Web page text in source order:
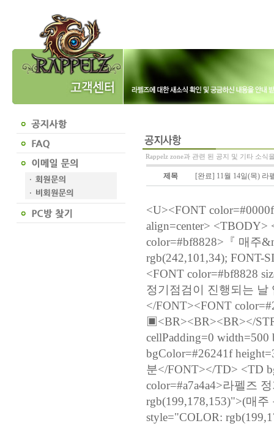
Rappelz zone과 관련 된 공지 및 기타 소식
제목 [완료] 11월 14일(목) 라
<U><FONT
align=center> <TBODY>
color=#bf8828>『 매주
rgb(242,101,34); FONT-
<FONT color=#bf8828
정기점검이 진행되는 날
</FONT><FONT
▣<BR><BR><BR></
cellPadding=0
bgColor=#26241f
분</FONT></TD> <TD
color=#a7a4a4>라펠즈
rgb(199,178,153)">(매
style="COLOR: